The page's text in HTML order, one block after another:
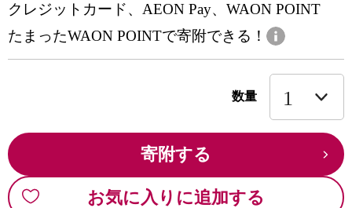
クレジットカード、AEON Pay、WAON POINT
たまったWAON POINTで寄附できる！
数量
寄附する
お気に入りに追加する